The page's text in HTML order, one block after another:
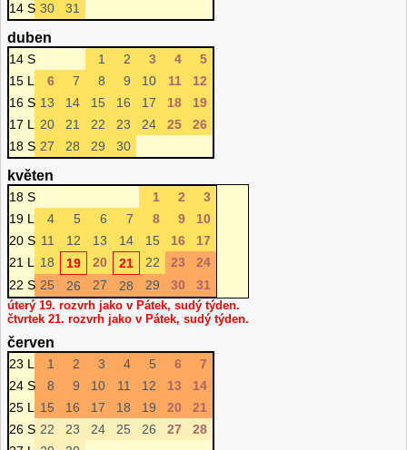
14 S 30 31
duben
14 S 1 2 3 4
5
15 L
6 7 8 9 10 11
12
16 S 13 14 15 16 17 18
19
17 L
20 21 22 23 24 25
26
18 S 27 28 29 30
květen
18 S 1 2
3
19 L
4 5 6 7 8 9
10
20 S 11 12 13 14 15 16
17
21 L
18 19 20 21 22 23
24
22 S 25 26 27 28 29 30 31
úterý 19. rozvrh jako v Pátek, sudý týden.
čtvrtek 21. rozvrh jako v Pátek, sudý týden.
červen
23 L 1 2 3 4 5 6
7
24 S
8 9 10 11 12 13
14
25 L
15 16 17 18 19 20
21
26 S 22 23 24 25 26 27
28